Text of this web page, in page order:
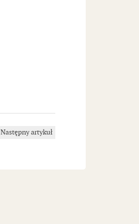
Następny artykuł